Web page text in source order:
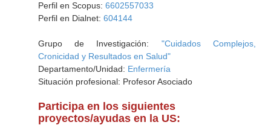
Perfil en Scopus: 6602557033
Perfil en Dialnet: 604144
Grupo de Investigación: "Cuidados Complejos,
Cronicidad y Resultados en Salud"
Departamento/Unidad: Enfermería
Situación profesional: Profesor Asociado
Participa en los siguientes
proyectos/ayudas en la US: